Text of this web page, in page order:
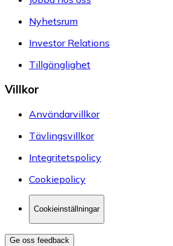
Nyhetsrum
Investor Relations
Tillgänglighet
Villkor
Användarvillkor
Tävlingsvillkor
Integritetspolicy
Cookiepolicy
Cookieinställningar
Ge oss feedback